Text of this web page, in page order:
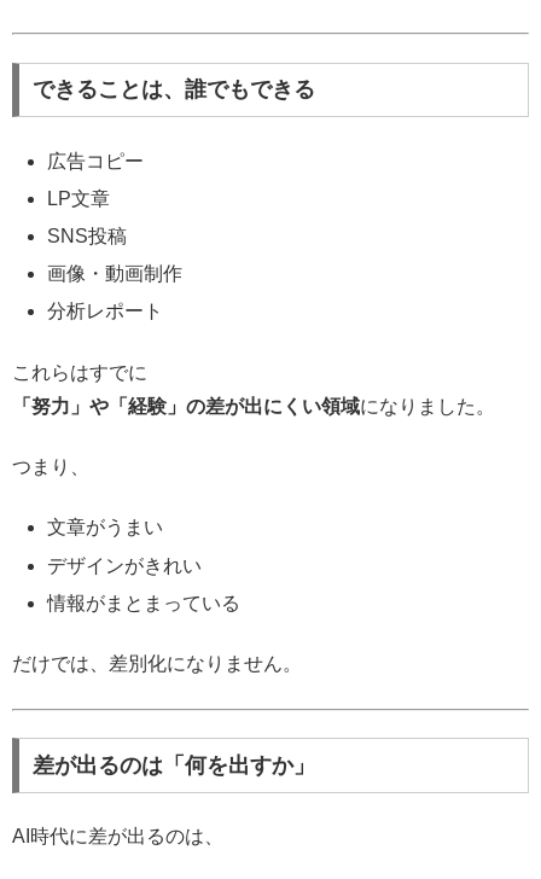
できることは、誰でもできる
広告コピー
LP文章
SNS投稿
画像・動画制作
分析レポート
これらはすでに
「努力」や「経験」の差が出にくい領域になりました。
つまり、
文章がうまい
デザインがきれい
情報がまとまっている
だけでは、差別化になりません。
差が出るのは「何を出すか」
AI時代に差が出るのは、